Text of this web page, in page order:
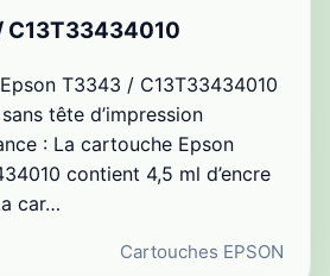
C13T33434010
T3343 / C13T33434010
tête d’impression
: La cartouche Epson
contient 4,5 ml d’encre
car…
Cartouches EPSON